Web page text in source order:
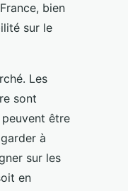
bien
sur le
Les
sont
être
à
sur les
en